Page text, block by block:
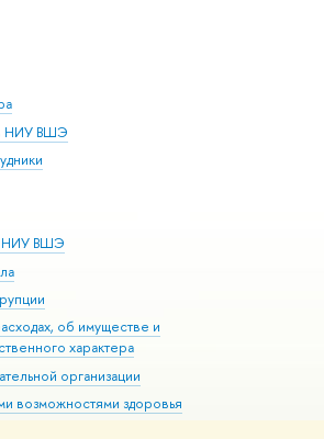
НИУ ВШЭ
НИУ ВШЭ
об имуществе и
характера
организации
возможностями здоровья